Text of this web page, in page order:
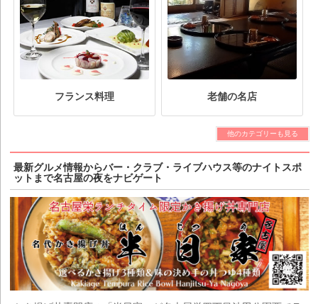
フランス料理 老舗の名店
他のカテゴリーも見る
最新グルメ情報からバー・クラブ・ライブハウス等のナイトスポ
ットまで名古屋の夜をナビゲート